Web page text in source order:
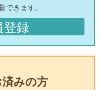
できます。
録
みの方